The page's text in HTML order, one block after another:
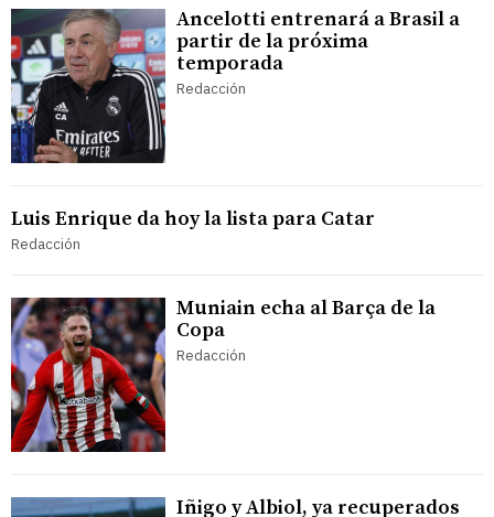
Ancelotti entrenará a Brasil a
partir de la próxima
temporada
Redacción
Luis Enrique da hoy la lista para Catar
Redacción
Muniain echa al Barça de la
Copa
Redacción
Iñigo y Albiol, ya recuperados